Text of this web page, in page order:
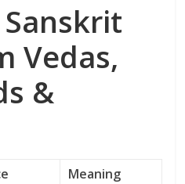
Sanskrit
Vedas,
&
Meaning